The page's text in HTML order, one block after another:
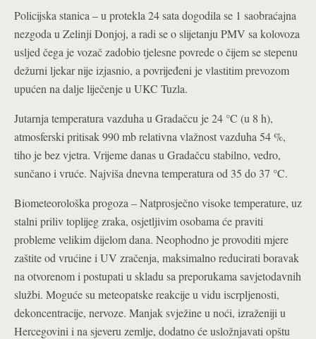
Policijska stanica – u protekla 24 sata dogodila se 1 saobraćajna
nezgoda u Zelinji Donjoj, a radi se o slijetanju PMV sa kolovoza
usljed čega je vozač zadobio tjelesne povrede o čijem se stepenu
dežurni ljekar nije izjasnio, a povrijeđeni je vlastitim prevozom
upućen na dalje liječenje u UKC Tuzla.
Jutarnja temperatura vazduha u Gradačcu je 24 °C (u 8 h),
atmosferski pritisak 990 mb relativna vlažnost vazduha 54 %,
tiho je bez vjetra. Vrijeme danas u Gradačcu stabilno, vedro,
sunčano i vruće. Najviša dnevna temperatura od 35 do 37 °C.
Biometeorološka progoza – Natprosječno visoke temperature, uz
stalni priliv toplijeg zraka, osjetljivim osobama će praviti
probleme velikim dijelom dana. Neophodno je provoditi mjere
zaštite od vrućine i UV zračenja, maksimalno reducirati boravak
na otvorenom i postupati u skladu sa preporukama savjetodavnih
službi. Moguće su meteopatske reakcije u vidu iscrpljenosti,
dekoncentracije, nervoze. Manjak svježine u noći, izraženiji u
Hercegovini i na sjeveru zemlje, dodatno će usložnjavati opštu